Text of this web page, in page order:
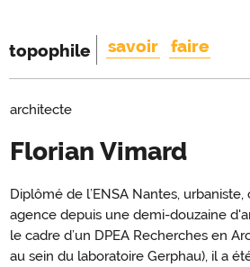
topophile savoir faire
architecte
Florian Vimard
Introduction
Introduction
Diplômé de l’ENSA Nantes,
agence depuis une demi-douzaine
le cadre d’un DPEA Recherches en
au sein du laboratoire Gerphau), il a